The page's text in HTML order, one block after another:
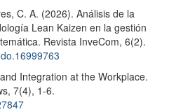
C. A. (2026). Análisis de la
Lean Kaizen en la gestión
Revista InveCom, 6(2).
Integration at the Workplace.
7(4), 1-6.